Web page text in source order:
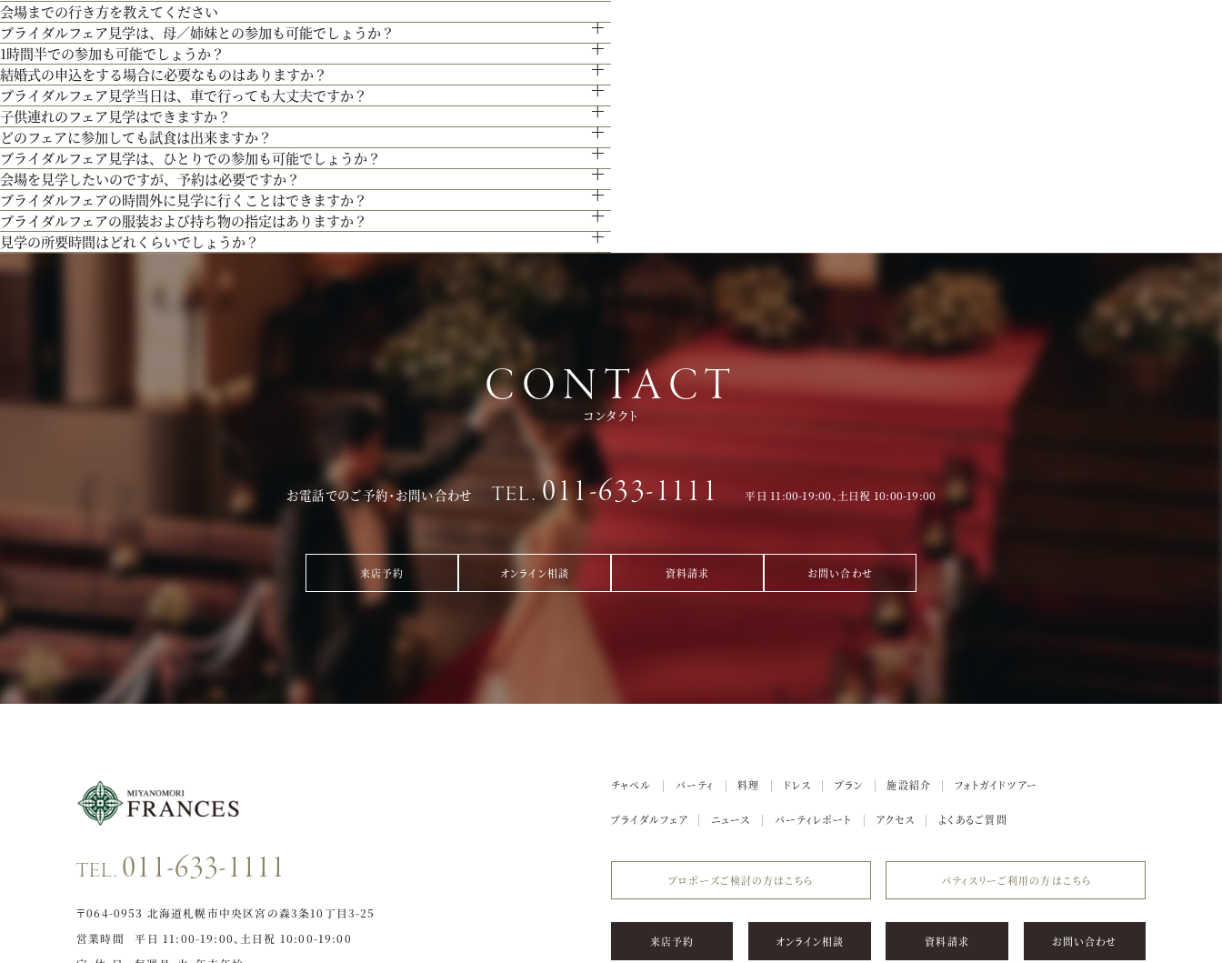
つ貴田岡シェフの試食をお楽しみください！
お二人のご招待人数や演出のご希望に合せた披露宴会場をご見学！
リニューアルした宮の森フランセスをご紹介。
【歴史を受け継ぐ本物の教会】200年の歴史を持つ礼拝堂を南フランスから移築。祭壇やパイプオルガン、ステンドグラスな
ども当時のまま。挙式当日の雰囲気をぜひ、体感してみて♪
３Dプロジェクションマッピングを始め、先輩カップル絶賛の最先端のウェディング演出の数々をご紹介。ゲストと楽しむ演
出、お姫様のように注目される演出、あなたの理想にあったものをご提案します。
会場までの行き方を教えてください
●お車でお越しの方へ JR札幌駅から約15分 地下鉄西28丁目から約3分
●交通機関をご利用の方へ 地下鉄東西線「西28丁目」駅下車 2番出口より徒歩約15分となっております。
ブライダルフェア見学は、母／姉妹との参加も可能でしょうか？
もちろん可能です。親御様やご家族との参加も歓迎しております。
1時間半での参加も可能でしょうか？
通常、会場見学と試食で3時間程となります。時間内で必要なご案内にてご対応させて頂きます。
結婚式の申込をする場合に必要なものはありますか？
お内金と印鑑をお持ちいただいております。都度、プランナーよりご案内させて頂きますのでご安心ください。
ブライダルフェア見学当日は、車で行っても大丈夫ですか？
お車でお越しいただいても大丈夫です。その際は、会場併設の無料駐車場をご利用下さい。
子供連れのフェア見学はできますか？
もちろん可能です。授乳室等もご用意しておりますのでご安心ください。
また、お子様連れでのご来館が不安な場合は、オンライン相談フェアもご検討下さい。
どのフェアに参加しても試食は出来ますか？
「試食」マークのついているフェアにて、シェフ厳選料理の無料試食を行っております。
ブライダルフェア見学は、ひとりでの参加も可能でしょうか？
もちろん可能です。おひとり様でのご見学も歓迎しております。
会場を見学したいのですが、予約は必要ですか？
予約制ではございませんが、予約の方優先でご案内をしております。
事前にご予約頂けますとご希望の日時に見学確実かと存じますので、ブライダルフェアページより予約、またはお電話にてお
問い合わせください。
ブライダルフェアの時間外に見学に行くことはできますか？
ブライダルフェア開催時間帯での参加が難しい場合は、お電話にてお気軽にご相談下さい。
ブライダルフェアの服装および持ち物の指定はありますか？
特に指定はございません。服装は普段着でお気軽にお越しください。
持ち物は、写真が撮れるもの、筆記用具をお持ちいただけるとご検討の際に役立つかと思います。
見学の所要時間はどれくらいでしょうか？
ご試食やお見積もり・日程のご提示を含めて３時間程お時間を頂いております。
お時間に限りがある場合は、短縮も可能ですのでお気軽にお申し付けくださいませ。
CONTACT
コンタクト
お電話でのご予約・お問い合わせ TEL.011-633-1111 平日 11:00-19:00、土日祝 10:00-19:00
来店予約 オンライン相談 資料請求 お問い合わせ
TEL. 011-633-1111
〒064-0953 北海道札幌市中央区宮の森3条10丁目3-25
営業時間
平日 11:00-19:00、 土日祝 10:00-19:00
チャペル パーティ 料理 ドレス プラン 施設紹介 フォトガイドツアー
ブライダルフェア ニュース パーティレポート アクセス よくあるご質問
プロポーズご検討の方はこちら パティスリーご利用の方はこちら
来店予約 オンライン相談 資料請求 お問い合わせ